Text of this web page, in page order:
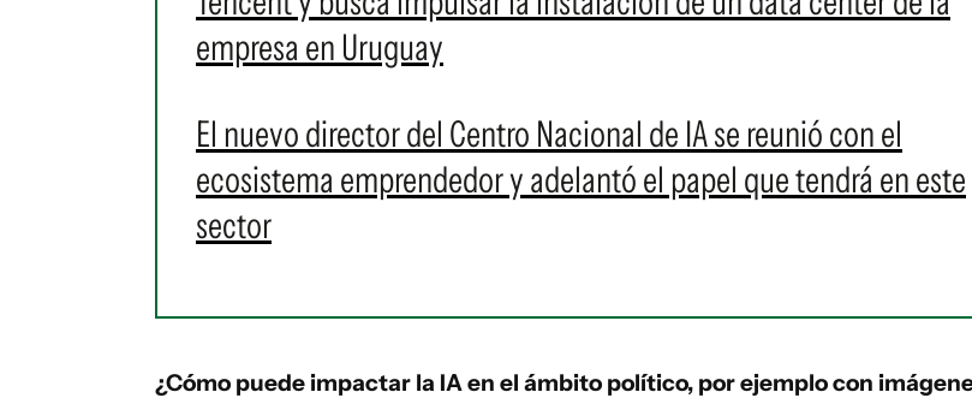
empresa en Uruguay
El nuevo director del Centro Nacional de IA se reunió con el
ecosistema emprendedor y adelantó el papel que tendrá en este
sector
¿Cómo puede impactar la IA en el ámbito político, por ejemplo con